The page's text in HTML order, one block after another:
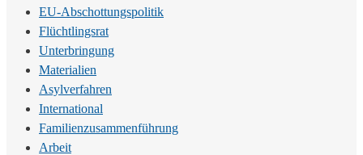
EU-Abschottungspolitik
Flüchtlingsrat
Unterbringung
Materialien
Asylverfahren
International
Familienzusammenführung
Arbeit